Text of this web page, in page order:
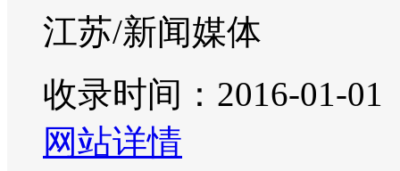
江苏/新闻媒体
收录时间：2016-01-01
网站详情